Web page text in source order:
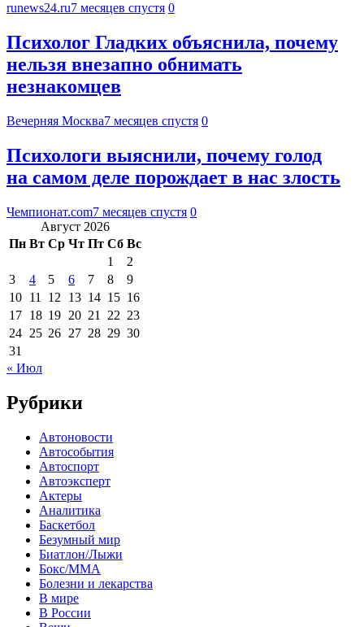
runews24.ru7 месяцев спустя 0
Психолог Гладких объяснила, почему
нельзя внезапно обнимать
незнакомцев
Вечерняя Москва7 месяцев спустя 0
Психологи выяснили, почему голод
на самом деле порождает в нас злость
Чемпионат.com7 месяцев спустя 0
Август 2026
Пн Вт Ср Чт Пт Сб Вс
1
2
3
4 5 6 7 8
9
10 11 12 13 14 15 16
17 18 19 20 21 22 23
24 25 26 27 28 29 30
31
« Июл
Рубрики
Автоновости
Автособытия
Автоспорт
Автоэксперт
Актеры
Аналитика
Баскетбол
Безумный мир
Биатлон/Лыжи
Бокс/MMA
Болезни и лекарства
В мире
В России